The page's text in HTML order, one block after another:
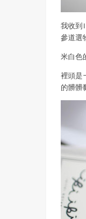
我收到
參道選
米白色
裡頭是
的髒髒